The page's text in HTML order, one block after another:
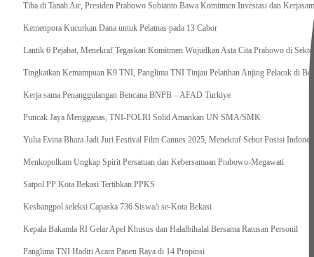
Tiba di Tanah Air, Presiden Prabowo Subianto Bawa Komitmen Investasi dan
Kemenpora Kucurkan Dana untuk Pelatnas pada 13 Cabor
Lantik 6 Pejabat, Menekraf Tegaskan Komitmen Wujudkan Asta Cita Prabowo di Sektor
Tingkatkan Kemampuan K9 TNI, Panglima TNI Tinjau Pelatihan Anjing Pelacak di
Kerja sama Penanggulangan Bencana BNPB – AFAD Turkiye
Puncak Jaya Mengganas, TNI-POLRI Solid Amankan UN SMA/SMK
Yulia Evina Bhara Jadi Juri Festival Film Cannes 2025, Menekraf Sebut Posisi
Menkopolkam Ungkap Spirit Persatuan dan Kebersamaan Prabowo-Megawati
Satpol PP Kota Bekasi Tertibkan PPKS
Kesbangpol seleksi Capaska 736 Siswa/i se-Kota Bekasi
Kepala Bakamla RI Gelar Apel Khusus dan Halalbihalal Bersama Ratusan Personil
Panglima TNI Hadiri Acara Panen Raya di 14 Propinsi